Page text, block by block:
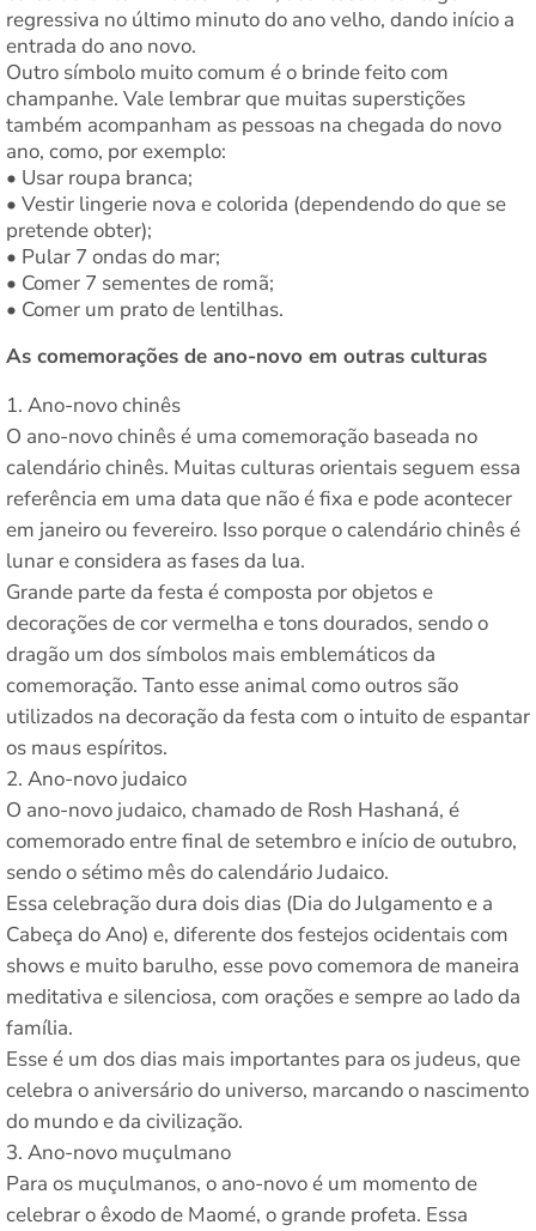
regressiva no último minuto do ano velho, dando início a
entrada do ano novo.
Outro símbolo muito comum é o brinde feito com
champanhe. Vale lembrar que muitas superstições
também acompanham as pessoas na chegada do novo
ano, como, por exemplo:
• Usar roupa branca;
• Vestir lingerie nova e colorida (dependendo do que se
pretende obter);
• Pular 7 ondas do mar;
• Comer 7 sementes de romã;
• Comer um prato de lentilhas.
As comemorações de ano-novo em outras culturas
Ano-novo chinês
O ano-novo chinês é uma comemoração baseada no
calendário chinês. Muitas culturas orientais seguem essa
referência em uma data que não é fixa e pode acontecer
em janeiro ou fevereiro. Isso porque o calendário chinês é
lunar e considera as fases da lua.
Grande parte da festa é composta por objetos e
decorações de cor vermelha e tons dourados, sendo o
dragão um dos símbolos mais emblemáticos da
comemoração. Tanto esse animal como outros são
utilizados na decoração da festa com o intuito de espantar
os maus espíritos.
Ano-novo judaico
O ano-novo judaico, chamado de Rosh Hashaná, é
comemorado entre final de setembro e início de outubro,
sendo o sétimo mês do calendário Judaico.
Essa celebração dura dois dias (Dia do Julgamento e a
Cabeça do Ano) e, diferente dos festejos ocidentais com
shows e muito barulho, esse povo comemora de maneira
meditativa e silenciosa, com orações e sempre ao lado da
família.
Esse é um dos dias mais importantes para os judeus, que
celebra o aniversário do universo, marcando o nascimento
do mundo e da civilização.
Ano-novo muçulmano
Para os muçulmanos, o ano-novo é um momento de
celebrar o êxodo de Maomé, o grande profeta. Essa